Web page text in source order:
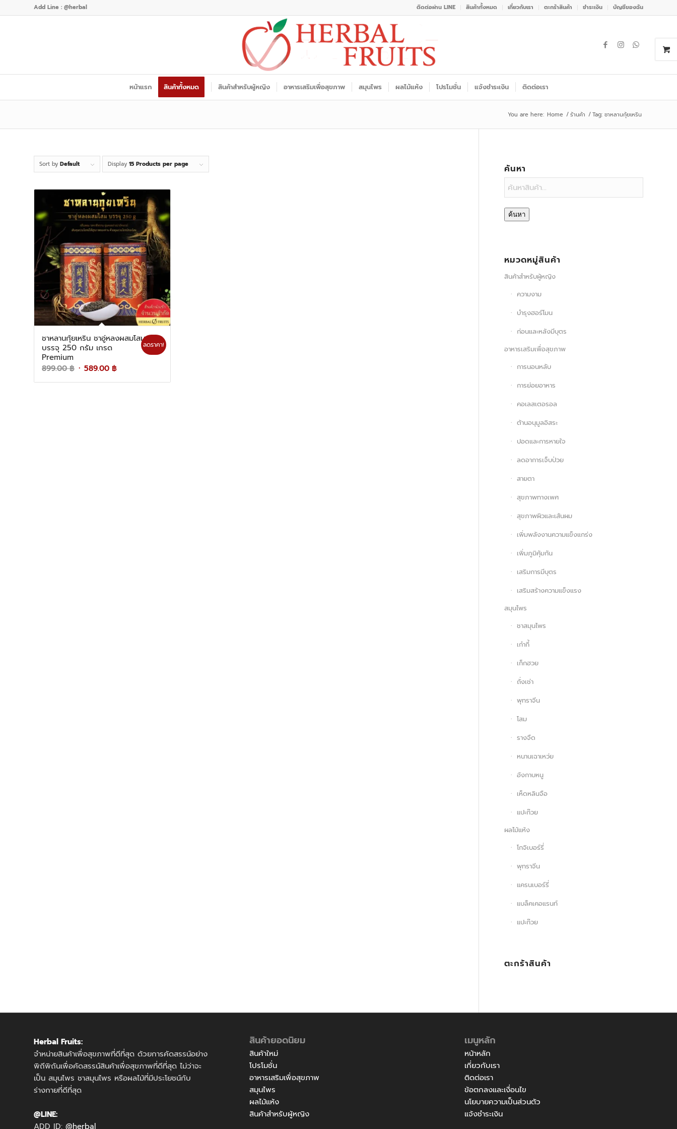
ติดต่อผ่าน LINE สินค้าทั้งหมด เกี่ยวกับเรา ตะกร้าสินค้า ชำระเงิน บัญชีของฉัน
Add Line : @herbal
หน้าแรก สินค้าทั้งหมด สินค้าสำหรับผู้หญิง อาหารเสริมเพื่อสุขภาพ สมุนไพร ผลไม้แห้ง โปรโมชั่น แจ้งชำระเงิน ติดต่อเรา
You are here: Home /ร้านค้า /Tag: ชาหลานกุ้ยเหริน
Sort by Default Display 15 Products per page
ชาหลานกุ้ยเหริน ชาอู่หลงผสมโสม
บรรจุ 250 กรัม เกรด
Premium
899.00฿ Original
price
589.00 ฿Current
price
ลดราคา!
ค้นหา
ค้นหา
หมวดหมู่สินค้า
สินค้าสำหรับผู้หญิง
ความงาม
บำรุงฮอร์โมน
ก่อนและหลังมีบุตร
อาหารเสริมเพื่อสุขภาพ
การนอนหลับ
การย่อยอาหาร
คอเลสเตอรอล
ต้านอนุมูลอิสระ
ปอดและการหายใจ
ลดอาการเจ็บป่วย
สายตา
สุขภาพทางเพศ
สุขภาพผิวและเส้นผม
เพิ่มพลังงานความแข็งแกร่ง
เพิ่มภูมิคุ้มกัน
เสริมการมีบุตร
เสริมสร้างความแข็งแรง
สมุนไพร
ชาสมุนไพร
เก๋ากี้
เก็กฮวย
ถั่งเช่า
พุทราจีน
โสม
รางจืด
หนานเฉาเหว่ย
อังกาบหนู
เห็ดหลินจือ
แปะก๊วย
ผลไม้แห้ง
โกจิเบอร์รี่
พุทราจีน
แครนเบอร์รี่
แบล็คเคอแรนท์
แปะก๊วย
ตะกร้าสินค้า
Herbal Fruits:
จำหน่ายสินค้าเพื่อสุขภาพที่ดีที่สุด ด้วยการคัดสรรน์อย่าง
พิถีพิถันเพื่อคัดสรรน์สินค้าเพื่อสุขภาพที่ดีที่สุด ไม่ว่าจะ
เป็น สมุนไพร ชาสมุนไพร หรือผลไม้ที่มีประโยชน์กับ
ร่างกายที่ดีที่สุด
@LINE:
ADD ID: @herbal
สินค้ายอดนิยม
สินค้าใหม่
โปรโมชั่น
อาหารเสริมเพื่อสุขภาพ
สมุนไพร
ผลไม้แห้ง
สินค้าสำหรับผู้หญิง
เมนูหลัก
หน้าหลัก
เกี่ยวกับเรา
ติดต่อเรา
ข้อตกลงและเงื่อนไข
นโยบายความเป็นส่วนตัว
แจ้งชำระเงิน